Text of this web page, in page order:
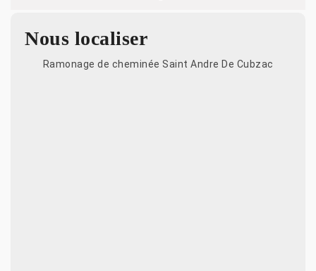
Nous localiser
Ramonage de cheminée Saint Andre De Cubzac